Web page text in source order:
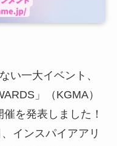
い一大イベント、
」（KGMA）
を発表しました！
インスパイアアリ